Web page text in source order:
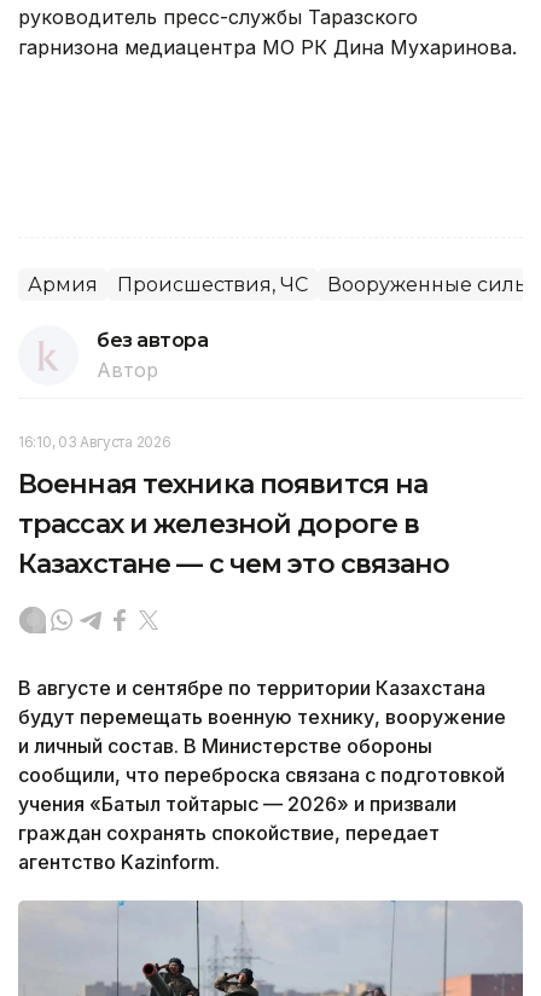
руководитель пресс-службы Таразского
гарнизона медиацентра МО РК Дина Мухаринова.
Армия Происшествия, ЧС Вооруженные силы
без автора
Автор
16:10, 03 Августа 2026
Военная техника появится на
трассах и железной дороге в
Казахстане — с чем это связано
В августе и сентябре по территории Казахстана
будут перемещать военную технику, вооружение
и личный состав. В Министерстве обороны
сообщили, что переброска связана с подготовкой
учения «Батыл тойтарыс — 2026» и призвали
граждан сохранять спокойствие, передает
агентство Kazinform.